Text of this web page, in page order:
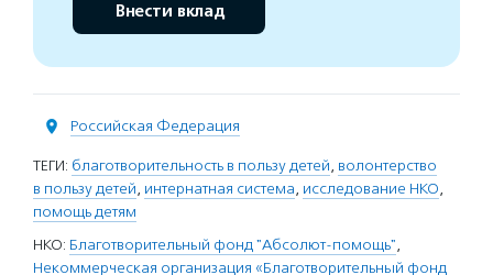
Внести вклад
Российская Федерация
ТЕГИ: благотворительность в пользу детей, волонтерство
в пользу детей, интернатная система, исследование НКО,
помощь детям
НКО: Благотворительный фонд "Абсолют-помощь",
Некоммерческая организация «Благотворительный фонд